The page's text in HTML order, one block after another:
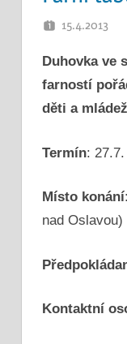
15.4.2013
Duhovka ve
farností
děti a
Termín:
Místo konání
nad Oslavou)
Kontaktní